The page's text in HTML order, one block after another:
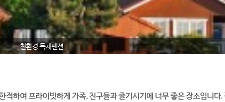
친환경 독채펜션
하여 프라이빗하게 가족, 친구들과 즐기시기에 너무 좋은 장소입니다